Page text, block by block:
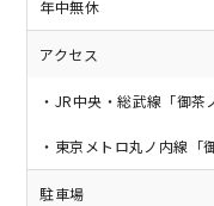
年中無休
アクセス
・JR中央・総武線「御
・東京メトロ丸ノ内線「
駐車場